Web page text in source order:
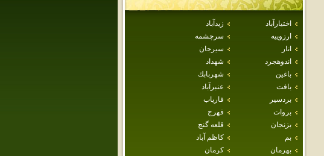
اختيارآباد
زيدآباد
ارزوييه
سرچشمه
انار
سيرجان
اندوهجرد
شهداد
باغين
شهربابك
بافت
عنبرآباد
بردسير
فارياب
بروات
فهرج
بزنجان
قلعه گنج
بم
كاظم آباد
بهرمان
كرمان